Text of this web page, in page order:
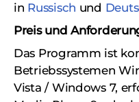
in Russisch und
Preis und
Das Programm ist
Betriebssystemen
Vista / Windows 7,